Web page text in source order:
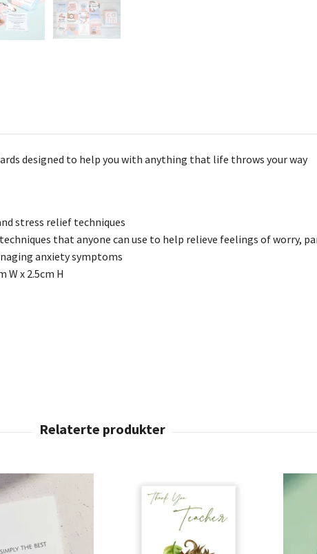
designed to help you with anything that life throws your way
stress relief techniques
that anyone can use to help relieve feelings of worry,
anxiety symptoms
W x 2.5cm H